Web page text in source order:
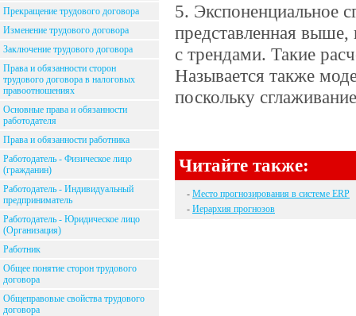
Прекращение трудового договора
Изменение трудового договора
Заключение трудового договора
Права и обязанности сторон
трудового договора в налоговых
правоотношениях
Основные права и обязанности
работодателя
Права и обязанности работника
Работодатель - Физическое лицо
(гражданин)
Работодатель - Индивидуальный
предприниматель
Работодатель - Юридическое лицо
(Организация)
Работник
Общее понятие сторон трудового
договора
Общеправовые свойства трудового
договора
5. Экспоненциальное
представленная
с трендами. Такие
Называется также
поскольку
Читайте также:
- Место прогнозирования в системе ERP
- Иерархия прогнозов